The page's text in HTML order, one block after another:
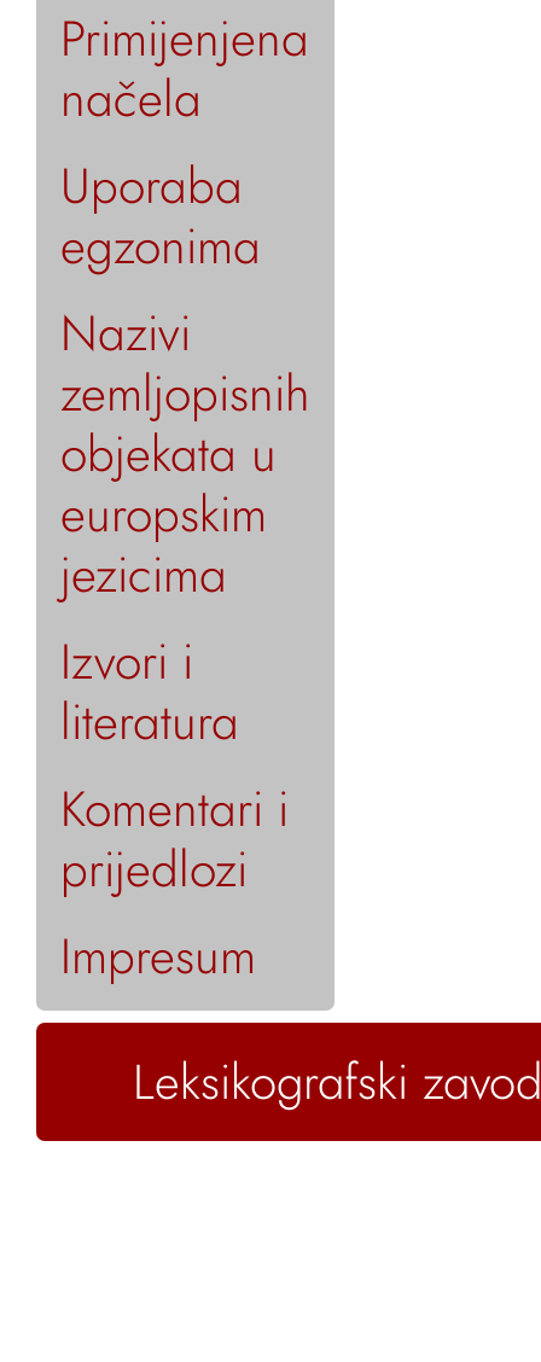
Primijenjena
načela
Uporaba
egzonima
Nazivi
zemljopisnih
objekata u
europskim
jezicima
Izvori i
literatura
Komentari i
prijedlozi
Impresum
Leksikografski